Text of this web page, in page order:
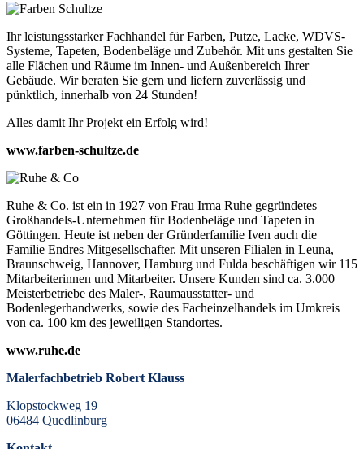
Ihr leistungsstarker Fachhandel für Farben, Putze, Lacke, WDVS-
Systeme, Tapeten, Bodenbeläge und Zubehör. Mit uns gestalten Sie
alle Flächen und Räume im Innen- und Außenbereich Ihrer
Gebäude. Wir beraten Sie gern und liefern zuverlässig und
pünktlich, innerhalb von 24 Stunden!
Alles damit Ihr Projekt ein Erfolg wird!
www.farben-schultze.de
Ruhe & Co. ist ein in 1927 von Frau Irma Ruhe gegründetes
Großhandels-Unternehmen für Bodenbeläge und Tapeten in
Göttingen. Heute ist neben der Gründerfamilie Iven auch die
Familie Endres Mitgesellschafter. Mit unseren Filialen in Leuna,
Braunschweig, Hannover, Hamburg und Fulda beschäftigen wir 115
Mitarbeiterinnen und Mitarbeiter. Unsere Kunden sind ca. 3.000
Meisterbetriebe des Maler-, Raumausstatter- und
Bodenlegerhandwerks, sowie des Facheinzelhandels im Umkreis
von ca. 100 km des jeweiligen Standortes.
www.ruhe.de
Malerfachbetrieb Robert Klauss
Klopstockweg 19
06484 Quedlinburg